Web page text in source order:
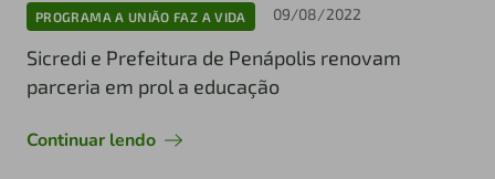
PROGRAMA A UNIÃO FAZ A VIDA 09/08/2022
Sicredi e Prefeitura de Penápolis renovam
parceria em prol a educação
Continuar lendo